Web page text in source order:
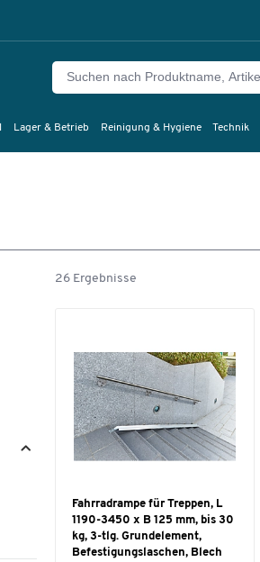
Lager & Betrieb Reinigung & Hygiene Technik
26 Ergebnisse
Fahrradrampe für Treppen, L
1190-3450 x B 125 mm, bis 30
kg, 3-tlg. Grundelement,
Befestigungslaschen, Blech